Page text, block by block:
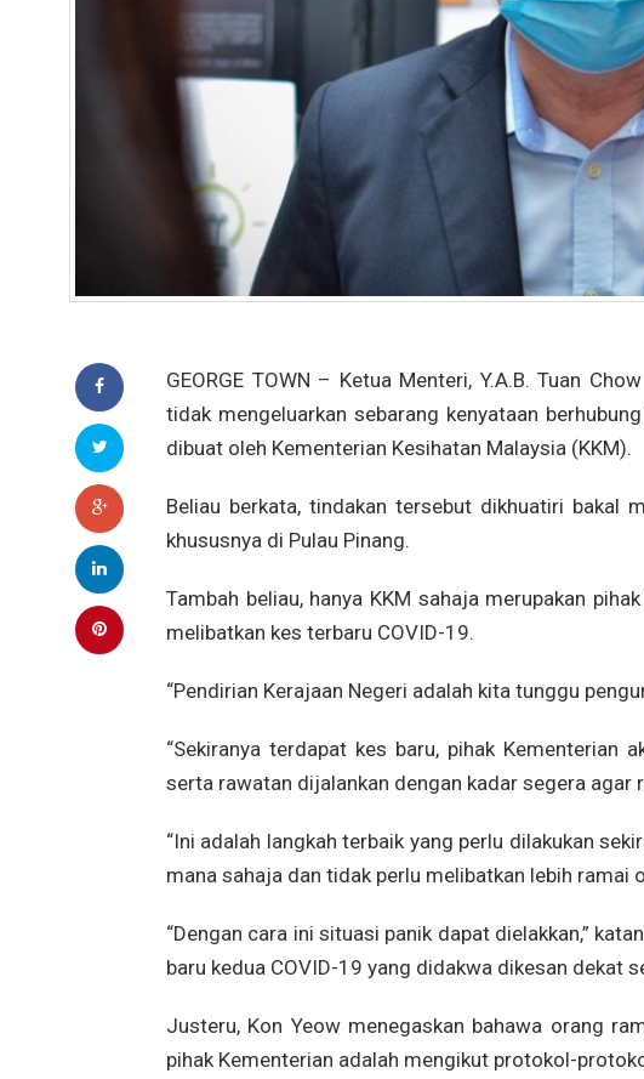
GEORGE TOWN – Ketua Menteri, Y.A.B. Tuan
tidak mengeluarkan sebarang kenyataan
dibuat oleh Kementerian Kesihatan Malaysia (KKM).
Beliau berkata, tindakan tersebut dikhuatiri bakal
khususnya di Pulau Pinang.
Tambah beliau, hanya KKM sahaja merupakan
melibatkan kes terbaru COVID-19.
“Pendirian Kerajaan Negeri adalah kita tunggu
“Sekiranya terdapat kes baru, pihak Kementerian
serta rawatan dijalankan dengan kadar segera agar
“Ini adalah langkah terbaik yang perlu dilakukan
mana sahaja dan tidak perlu melibatkan lebih ramai
“Dengan cara ini situasi panik dapat dielakkan,”
baru kedua COVID-19 yang didakwa dikesan dekat
Justeru, Kon Yeow menegaskan bahawa orang
pihak Kementerian adalah mengikut protokol-